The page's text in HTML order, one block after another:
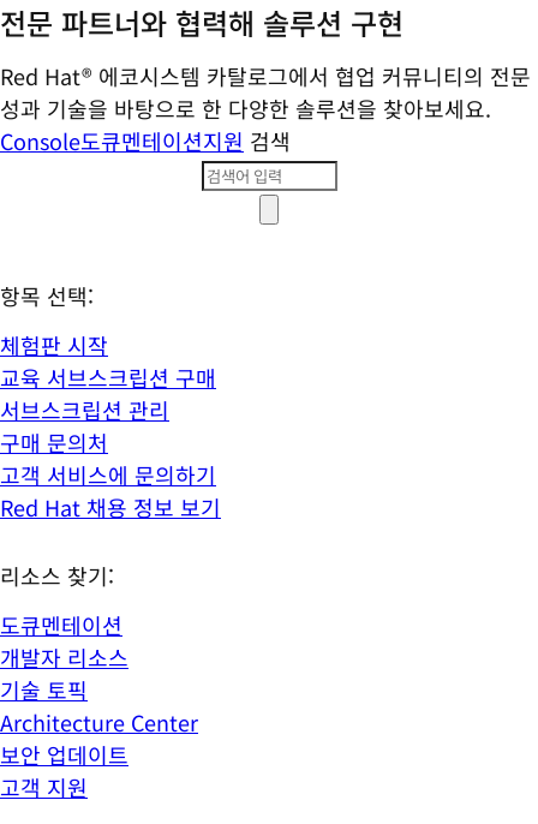
전문 파트너와 협력해 솔루션 구현
Red Hat® 에코시스템 카탈로그에서 협업 커뮤니티의 전문
성과 기술을 바탕으로 한 다양한 솔루션을 찾아보세요.
Console도큐멘테이션지원 검색
항목 선택:
체험판 시작
교육 서브스크립션 구매
서브스크립션 관리
구매 문의처
고객 서비스에 문의하기
Red Hat 채용 정보 보기
리소스 찾기:
도큐멘테이션
개발자 리소스
기술 토픽
Architecture Center
보안 업데이트
고객 지원